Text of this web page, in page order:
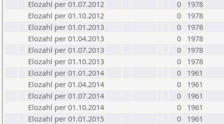
Elozahl per 01.07.2012
0
1978
Elozahl per 01.10.2012
0
1978
Elozahl per 01.01.2013
0
1978
Elozahl per 01.04.2013
0
1978
Elozahl per 01.07.2013
0
1978
Elozahl per 01.10.2013
0
1978
Elozahl per 01.01.2014
0
1961
Elozahl per 01.04.2014
0
1961
Elozahl per 01.07.2014
0
1961
Elozahl per 01.10.2014
0
1961
Elozahl per 01.01.2015
0
1961